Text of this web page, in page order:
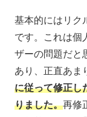
基本的にはリク
です。これは個
ザーの問題だと
あり、正直あま
に従って修正し
りました。再修